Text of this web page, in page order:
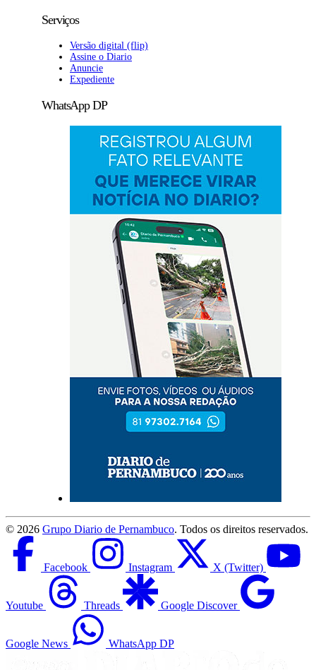
Serviços
Versão digital (flip)
Assine o Diario
Anuncie
Expediente
WhatsApp DP
© 2026 Grupo Diario de Pernambuco. Todos os direitos reservados.
Facebook Instagram X (Twitter)
Youtube Threads Google Discover
Google News WhatsApp DP